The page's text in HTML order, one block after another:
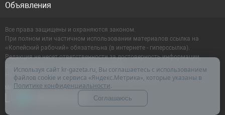
Объявления
Все права защищены и охраняются законом.
При полном или частичном использовании материалов ссылка на
«Копейский рабочий» обязательна (в интернете - гиперссылка).
Редакция не несет ответственности за достоверность информации,
содержащейся в рекламных объявлениях.
Настоящий ресурс может содержать материалы 16+
Используя сайт kr-gazeta.ru, Вы соглашаетесь с использованием
файлов cookie и сервиса «Яндекс.Метрика», которые указаны в
Политике конфиденциальности.
Соглашаюсь